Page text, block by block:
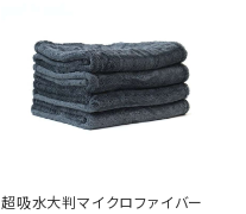
超吸水大判マイクロファイバー